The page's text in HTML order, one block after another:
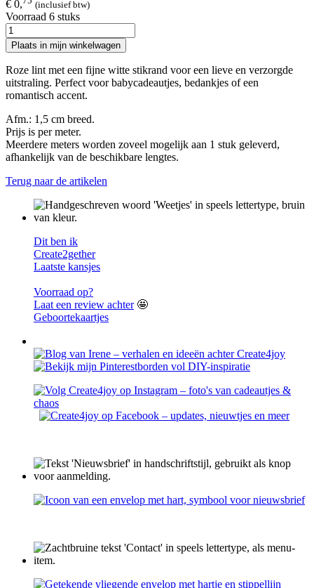
€ 0, (inclusief btw)
Voorraad 6 stuks
Plaats in mijn winkelwagen
Roze lint met een fijne witte stikrand voor een lieve en verzorgde
uitstraling. Perfect voor babycadeautjes, bedankjes of een
romantisch accent.
Afm.: 1,5 cm breed.
Prijs is per meter.
Meerdere meters worden zoveel mogelijk aan 1 stuk geleverd,
afhankelijk van de beschikbare lengtes.
Terug naar de artikelen
Dit ben ik
Create2gether
Laatste kansjes
Voorraad op?
Laat een review achter🤩
Geboortekaartjes